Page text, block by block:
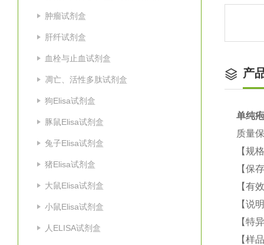
肿瘤试剂盒
肝纤试剂盒
血栓与止血试剂盒
凋亡、活性多肽试剂盒
狗Elisa试剂盒
豚鼠Elisa试剂盒
兔子Elisa试剂盒
猪Elisa试剂盒
大鼠Elisa试剂盒
小鼠Elisa试剂盒
人ELISA试剂盒
产
单纯
质量
【规
【保
【有
【说
【特
【样